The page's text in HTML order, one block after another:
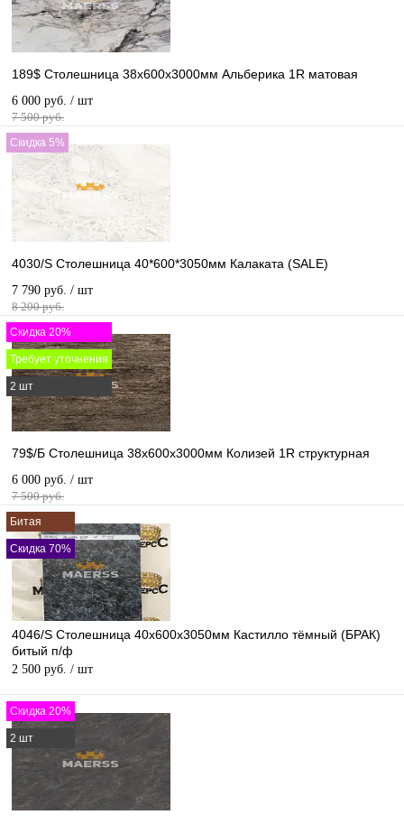
189$ Столешница 38х600х3000мм Альберика 1R матовая
6 000 руб. / шт
7 500 руб.
Скидка 5%
4030/S Cтолешница 40*600*3050мм Калаката (SALE)
7 790 руб. / шт
8 200 руб.
Скидка 20%
Требует уточнения
2 шт
79$/Б Столешница 38х600х3000мм Колизей 1R структурная
6 000 руб. / шт
7 500 руб.
Битая
Скидка 70%
4046/S Столешница 40х600х3050мм Кастилло тёмный (БРАК)
битый п/ф
2 500 руб. / шт
Скидка 20%
2 шт